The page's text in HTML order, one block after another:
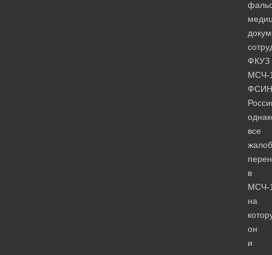
ФКУЗ
МСЧ-
ФСИН
все
в
МСЧ-
на
он
и